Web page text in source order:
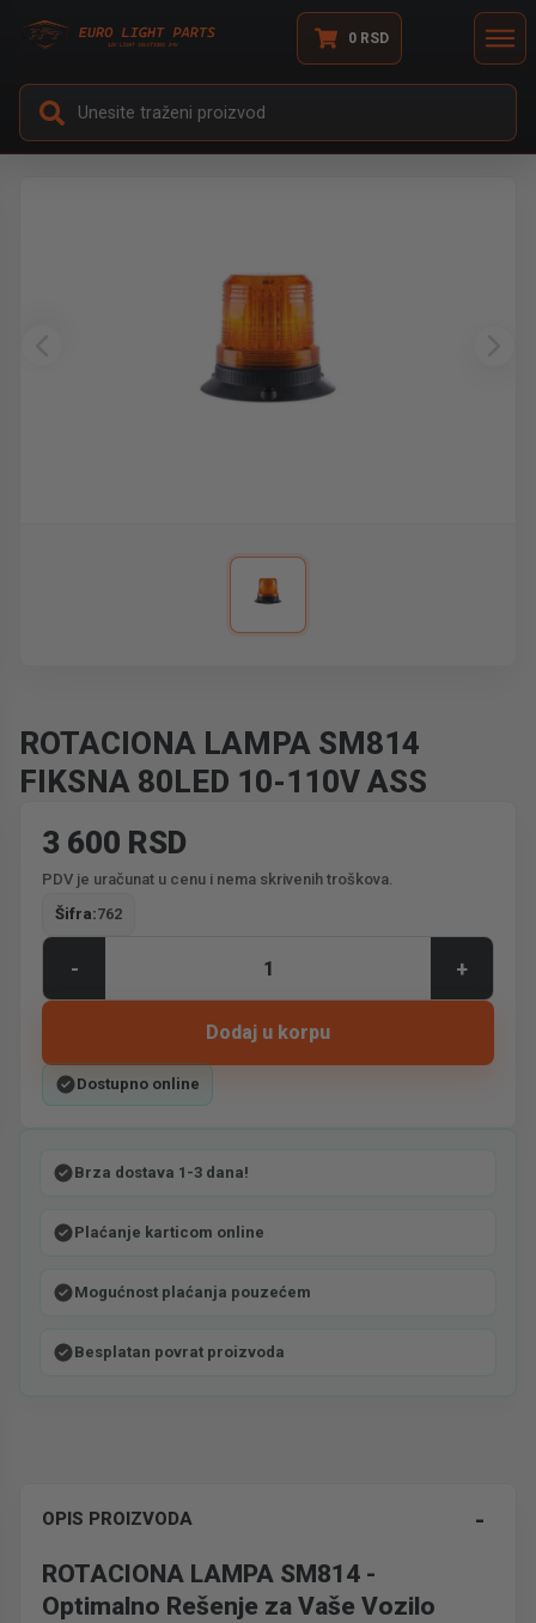
0 RSD
ROTACIONA LAMPA SM814
FIKSNA 80LED 10-110V ASS
3 600 RSD
PDV je uračunat u cenu i nema skrivenih troškova.
Šifra:762
- +
Dodaj u korpu
Dostupno online
Brza dostava 1-3 dana!
Plaćanje karticom online
Mogućnost plaćanja pouzećem
Besplatan povrat proizvoda
OPIS PROIZVODA
ROTACIONA LAMPA SM814 -
Optimalno Rešenje za Vaše Vozilo
-